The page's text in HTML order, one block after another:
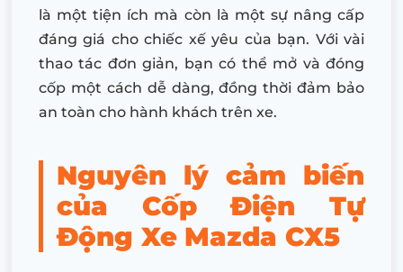
là một tiện ích mà còn là một sự nâng cấp
đáng giá cho chiếc xế yêu của bạn. Với vài
thao tác đơn giản, bạn có thể mở và đóng
cốp một cách dễ dàng, đồng thời đảm bảo
an toàn cho hành khách trên xe.
Nguyên lý cảm biến
của Cốp Điện Tự
Động Xe Mazda CX5